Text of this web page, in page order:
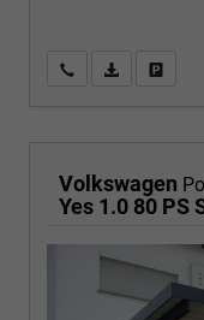
Wir rufen Sie an
PDF-
Volkswagen